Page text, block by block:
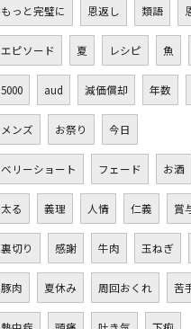
もっと完璧に 恩返し 類語
エピソード 夏 レシピ 魚
5000 aud 減価償却 年数
メンズ お祭り 今日
ベリーショート フェード お酒
太る 義理 人情 仁義 賞
裏切り 感謝 牛肉 玉ねぎ
豚肉 夏休み 周回おくれ 苦